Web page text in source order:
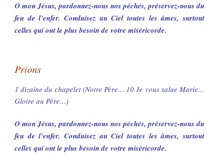
O mon Jésus, pardonnez-nous nos péchés, préservez-nous du
feu de l’enfer. Conduisez au Ciel toutes les âmes, surtout
celles qui ont le plus besoin de votre miséricorde.
Prions
1 dizaine du chapelet (Notre Père… 10 Je vous salue Marie…
Gloire au Père…)
O mon Jésus, pardonnez-nous nos péchés, préservez-nous du
feu de l’enfer. Conduisez au Ciel toutes les âmes, surtout
celles qui ont le plus besoin de votre miséricorde.